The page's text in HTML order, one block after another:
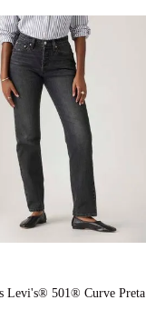
Levi's® 501® Curve Preta